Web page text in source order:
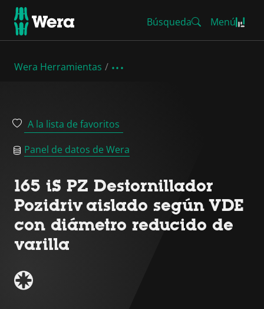
Búsqueda Menú
Wera Herramientas
A la lista de favoritos
Panel de datos de Wera
165 iS PZ Destornillador
Pozidriv aislado según VDE
con diámetro reducido de
varilla